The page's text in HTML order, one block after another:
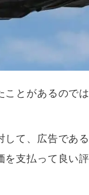
とがあるので
て、広告であ
支払って良い